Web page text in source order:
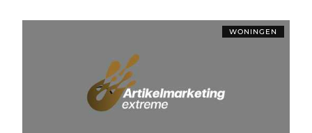
WONINGEN